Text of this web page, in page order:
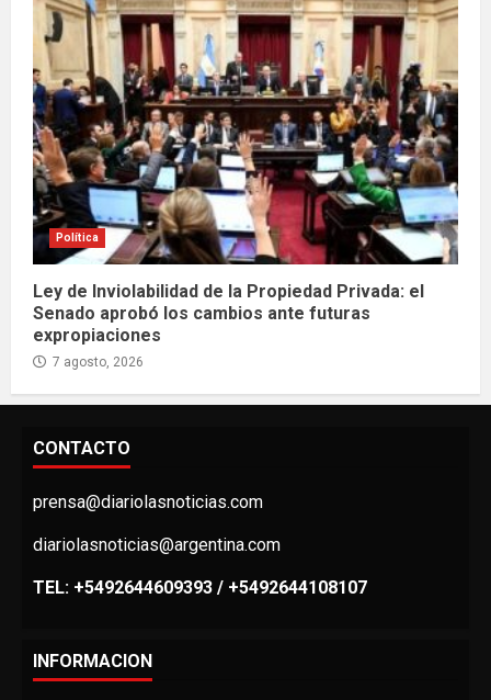
Política
Ley de Inviolabilidad de la Propiedad Privada: el
Senado aprobó los cambios ante futuras
expropiaciones
7 agosto, 2026
CONTACTO
prensa@diariolasnoticias.com
diariolasnoticias@argentina.com
TEL: +5492644609393 / +5492644108107
INFORMACION